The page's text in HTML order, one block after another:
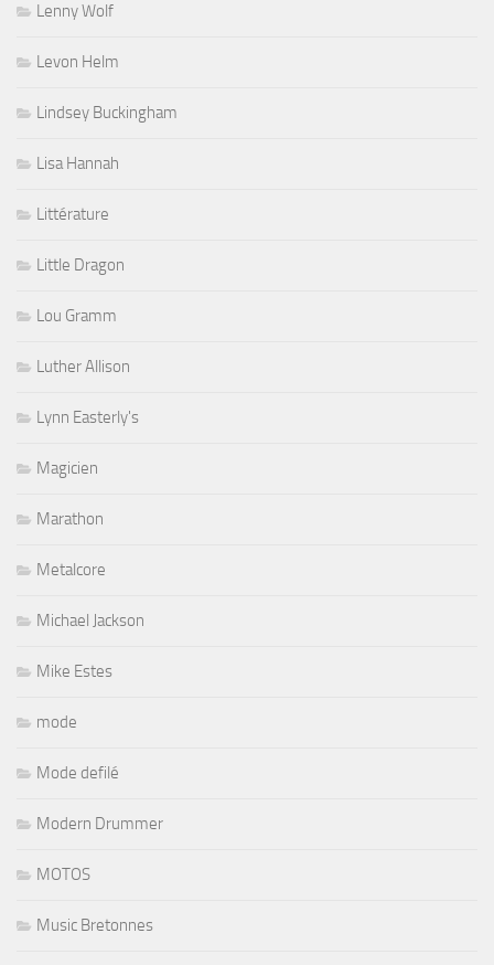
Lenny Wolf
Levon Helm
Lindsey Buckingham
Lisa Hannah
Littérature
Little Dragon
Lou Gramm
Luther Allison
Lynn Easterly's
Magicien
Marathon
Metalcore
Michael Jackson
Mike Estes
mode
Mode defilé
Modern Drummer
MOTOS
Music Bretonnes